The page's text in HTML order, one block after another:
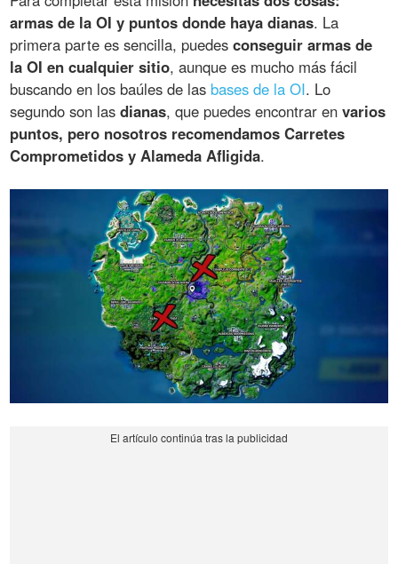
armas de la OI y puntos donde haya dianas. La
primera parte es sencilla, puedesconseguir armas de
la OI en cualquier sitio, aunque es mucho más fácil
buscando en los baúles de las bases de la OI. Lo
segundo son lasdianas, que puedes encontrar envarios
puntos, pero nosotros recomendamos Carretes
Comprometidos y Alameda Afligida.